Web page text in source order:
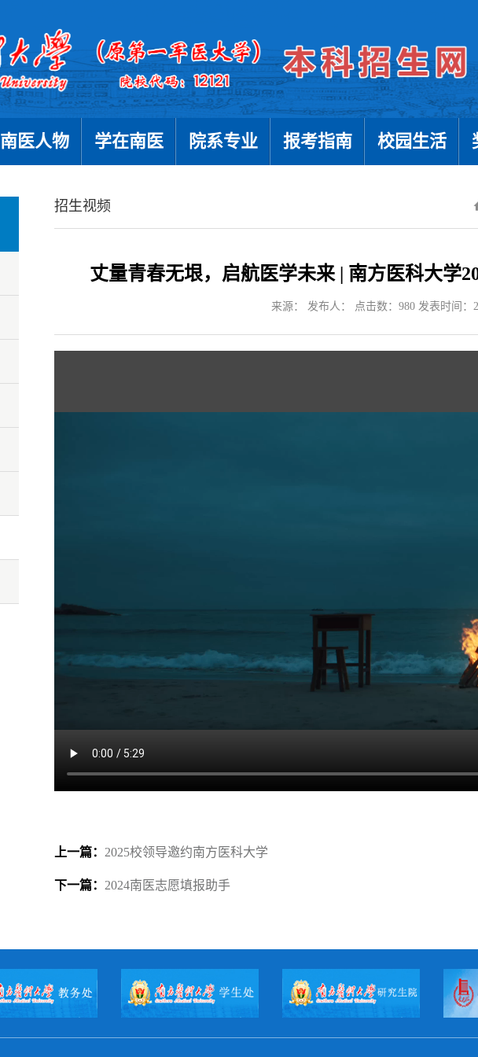
南医人物 学在南医 院系专业 报考指南 校园生活
招生视频
丈量青春无垠，启航医学未来 | 南方医科大学
来源： 发布人： 点击数： 980 发表时间：
上一篇： 2025校领导邀约南方医科大学
下一篇： 2024南医志愿填报助手